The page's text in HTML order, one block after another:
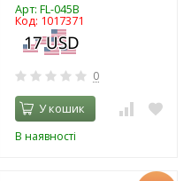
Арт: FL-045B
Код: 1017371
0
У кошик
В наявності